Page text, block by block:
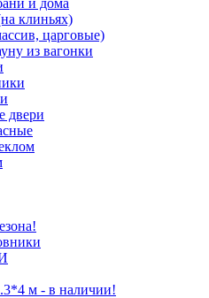
и дома
клиньях)
царговые)
из вагонки
двери
м - в наличии!